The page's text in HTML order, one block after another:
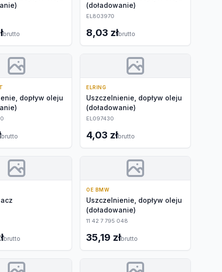
brutto
(doładowanie)
EL803970
8,03 złbrutto
dopływ oleju
brutto
ELRING
Uszczelnienie, dopływ oleju
(doładowanie)
EL097430
4,03 złbrutto
brutto
OE BMW
Uszczelnienie, dopływ oleju
(doładowanie)
11 42 7 795 048
35,19 złbrutto